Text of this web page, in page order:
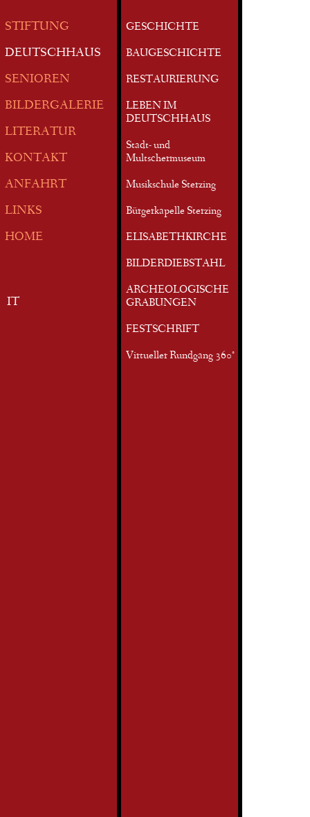
STIFTUNG
DEUTSCHHAUS
SENIOREN
BILDERGALERIE
LITERATUR
KONTAKT
ANFAHRT
LINKS
HOME
IT
GESCHICHTE
BAUGESCHICHTE
RESTAURIERUNG
LEBEN IM
DEUTSCHHAUS
Stadt- und
Multschermuseum
Musikschule Sterzing
Bürgerkapelle Sterzing
ELISABETHKIRCHE
BILDERDIEBSTAHL
ARCHEOLOGISCHE
GRABUNGEN
FESTSCHRIFT
Virtueller Rundgang 360°